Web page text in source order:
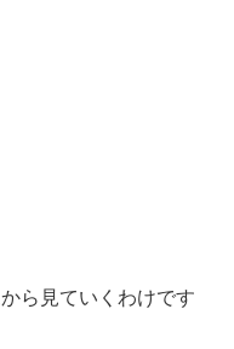
ら見ていくわけです